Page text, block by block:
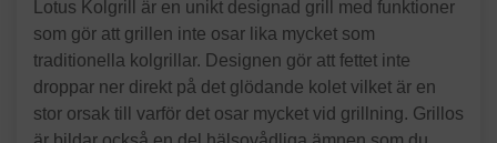
Lotus Kolgrill är en unikt designad grill med funktioner
som gör att grillen inte osar lika mycket som
traditionella kolgrillar. Designen gör att fettet inte
droppar ner direkt på det glödande kolet vilket är en
stor orsak till varför det osar mycket vid grillning. Grillos